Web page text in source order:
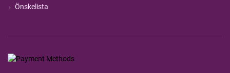
Önskelista